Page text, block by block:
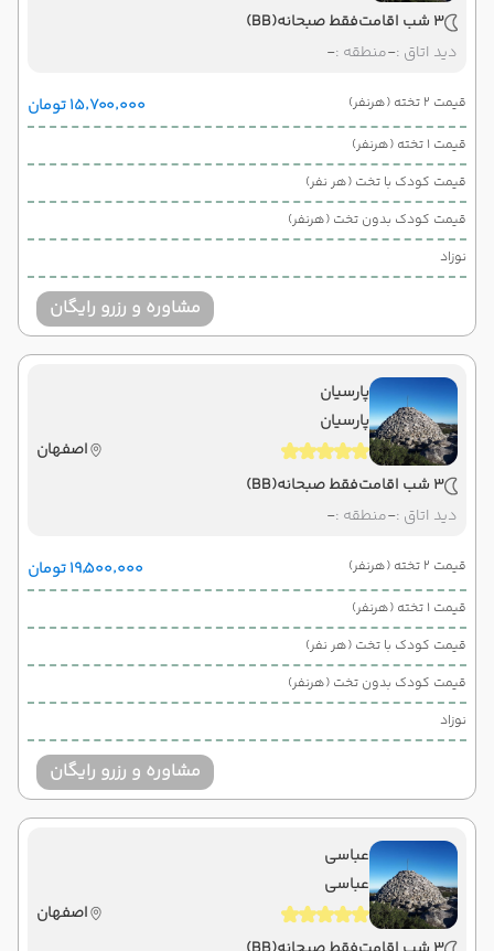
3 شب اقامت
فقط صبحانه(BB)
دید اتاق :-منطقه :-
قیمت 2 تخته (هرنفر) ۱۵٬۷۰۰٬۰۰۰ تومان
قیمت 1 تخته (هرنفر)
قیمت کودک با تخت (هر نفر)
قیمت کودک بدون تخت (هرنفر)
نوزاد
مشاوره و رزرو رایگان
پارسیان
پارسیان
اصفهان
3 شب اقامت
فقط صبحانه(BB)
دید اتاق :-منطقه :-
قیمت 2 تخته (هرنفر) ۱۹٬۵۰۰٬۰۰۰ تومان
قیمت 1 تخته (هرنفر)
قیمت کودک با تخت (هر نفر)
قیمت کودک بدون تخت (هرنفر)
نوزاد
مشاوره و رزرو رایگان
عباسی
عباسی
اصفهان